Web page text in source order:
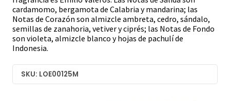
cardamomo, bergamota de Calabria y mandarina; las
Notas de Corazón son almizcle ambreta, cedro, sándalo,
semillas de zanahoria, vetiver y ciprés; las Notas de Fondo
son violeta, almizcle blanco y hojas de pachulí de
Indonesia.
SKU: LOE00125M